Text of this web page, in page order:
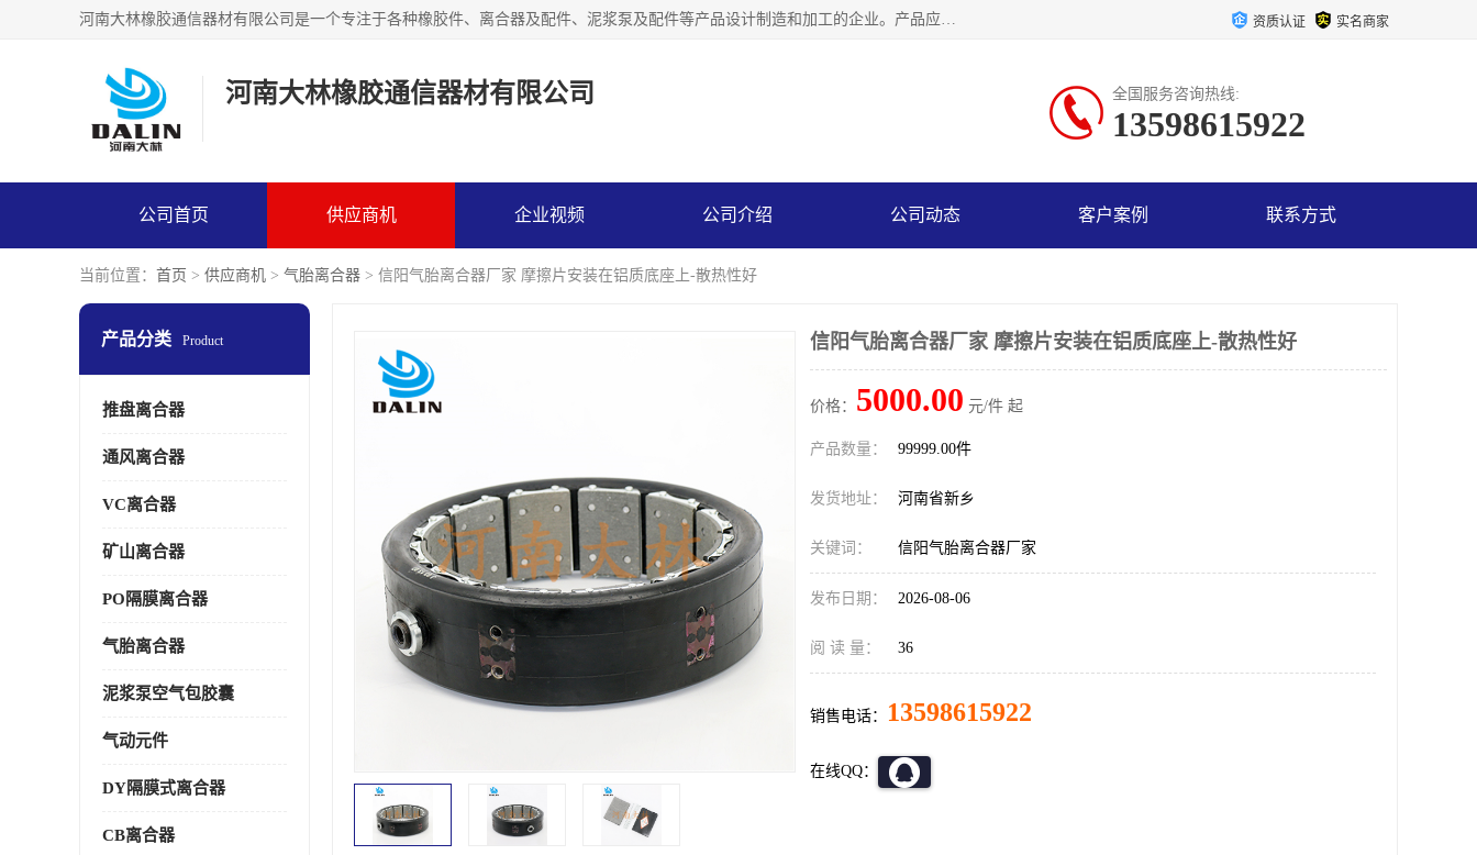
河南大林橡胶通信器材有限公司是一个专注于各种橡胶件、离合器及配件、泥浆泵及配件等产品设计制造和加工的企业。产品应用于矿山、冶金、石油、钢铁、化工、水泥、船舶、造纸、通用机械等各种大功率机械传动或制动装置。 资质认证 实名商家
河南大林橡胶通信器材有限公司 全国服务咨询热线:
13598615922
公司首页 供应商机 企业视频 公司介绍 公司动态 客户案例 联系方式
当前位置： 首页 > 供应商机 > 气胎离合器 > 信阳气胎离合器厂家 摩擦片安装在铝质底座上-散热性好
产品分类 Product
推盘离合器
通风离合器
VC离合器
矿山离合器
PO隔膜离合器
气胎离合器
泥浆泵空气包胶囊
气动元件
DY隔膜式离合器
CB离合器
信阳气胎离合器厂家 摩擦片安装在铝质底座上-散热性好
价格： 5000.00 元/件 起
产品数量： 99999.00件
发货地址： 河南省新乡
关键词： 信阳气胎离合器厂家
发布日期： 2026-08-06
阅 读 量： 36
销售电话： 13598615922
在线QQ：